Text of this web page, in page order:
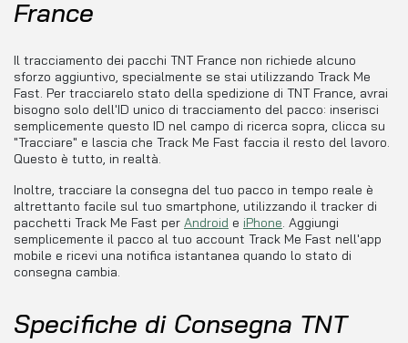
France
Il tracciamento dei pacchi TNT France non richiede alcuno
sforzo aggiuntivo, specialmente se stai utilizzando Track Me
Fast. Per tracciarelo stato della spedizione di TNT France, avrai
bisogno solo dell'ID unico di tracciamento del pacco: inserisci
semplicemente questo ID nel campo di ricerca sopra, clicca su
"Tracciare" e lascia che Track Me Fast faccia il resto del lavoro.
Questo è tutto, in realtà.
Inoltre, tracciare la consegna del tuo pacco in tempo reale è
altrettanto facile sul tuo smartphone, utilizzando il tracker di
pacchetti Track Me Fast per Android e iPhone. Aggiungi
semplicemente il pacco al tuo account Track Me Fast nell'app
mobile e ricevi una notifica istantanea quando lo stato di
consegna cambia.
Specifiche di Consegna TNT